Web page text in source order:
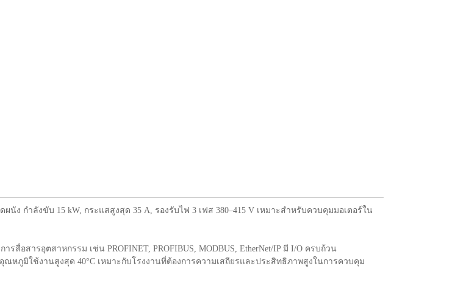
นัง กำลังขับ 15 kW, กระแสสูงสุด 35 A, รองรับไฟ 3 เฟส 380–415 V เหมาะสำหรับควบคุมมอเตอร์ใน
รสื่อสารอุตสาหกรรม เช่น PROFINET, PROFIBUS, MODBUS, EtherNet/IP มี I/O ครบถ้วน
ภูมิใช้งานสูงสุด 40°C เหมาะกับโรงงานที่ต้องการความเสถียรและประสิทธิภาพสูงในการควบคุม